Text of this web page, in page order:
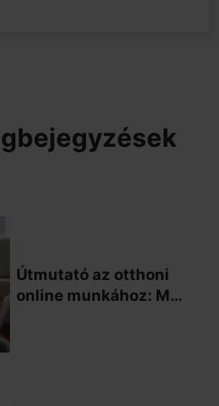
Útmutató az otthoni
online munkához: Mit